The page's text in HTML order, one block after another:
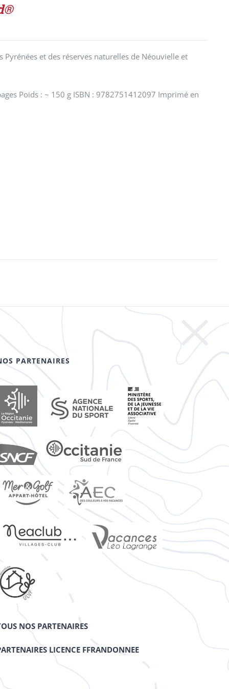
et des réserves naturelles de Néouvielle et
Poids : ~ 150 g ISBN : 9782751412097 Imprimé en
PARTENAIRES
NOS PARTENAIRES
LICENCE FFRANDONNEE